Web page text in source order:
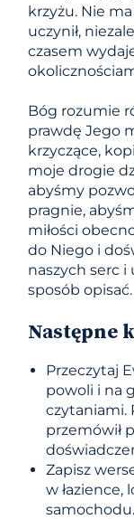
krzyżu. Nie
uczynił,
czasem
Bóg rozumie
prawdę Jego
krzyczące,
moje drogie
abyśmy
pragnie,
miłości
do Niego i
naszych serc
sposób opisać.
Następne
Przeczytaj
powoli i na
czytaniami.
przemówił
Zapisz
w łazience,